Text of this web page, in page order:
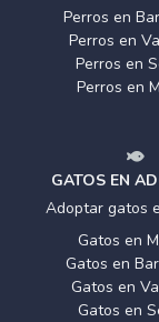
Perros en
Perros en
Perros en
Perros en
GATOS EN
Adoptar gatos
Gatos en
Gatos en
Gatos en
Gatos en